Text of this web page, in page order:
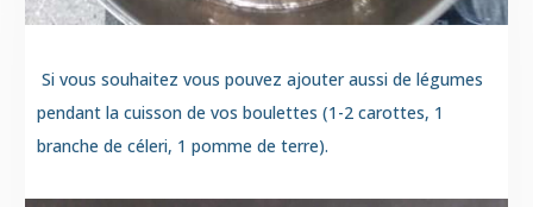
Si vous souhaitez vous pouvez ajouter aussi de légumes
pendant la cuisson de vos boulettes (1-2 carottes, 1
branche de céleri, 1 pomme de terre).